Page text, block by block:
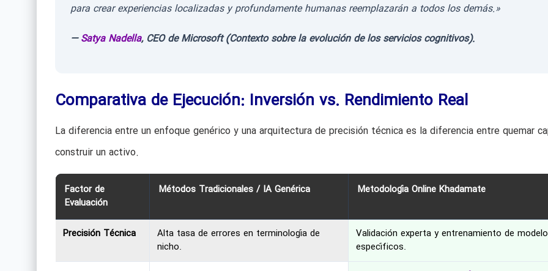
para crear experiencias localizadas y profundamente humanas reemplazarán a todos los demás.»
—Satya Nadella, CEO de Microsoft (Contexto sobre la evolución de los servicios cognitivos).
Comparativa de Ejecución: Inversión vs. Rendimiento Real
La diferencia entre un enfoque genérico y una arquitectura de precisión técnica es la diferencia entre quemar
construir un activo.
Factor de
Evaluación
Métodos Tradicionales / IA Genérica Metodología Online Khadamate
Precisión Técnica
Alta tasa de errores en terminología de
nicho.
Validación experta y entrenamiento de
específicos.